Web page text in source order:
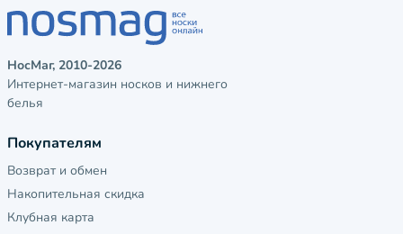
НосМаг, 2010-2026
Интернет-магазин носков и нижнего
белья
Покупателям
Возврат и обмен
Накопительная скидка
Клубная карта